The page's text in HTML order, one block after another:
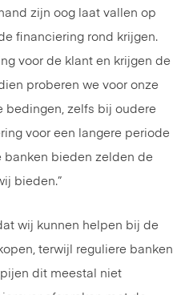
zijn oog laat vallen op
financiering rond krijgen.
voor de klant en krijgen de
proberen we voor onze
bedingen, zelfs bij oudere
voor een langere periode
banken bieden zelden de
bieden.”
wij kunnen helpen bij de
terwijl reguliere banken
dit meestal niet